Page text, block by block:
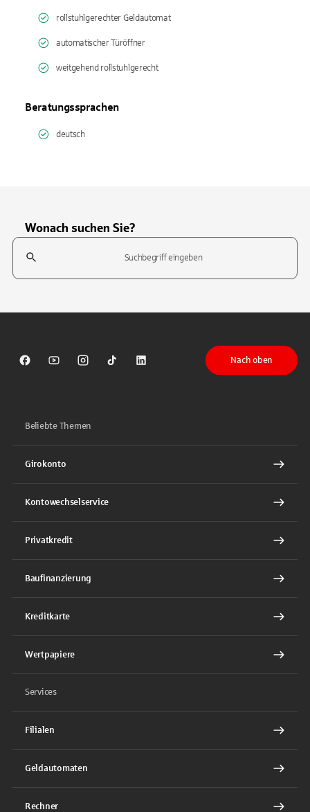
rollstuhlgerechter Geldautomat
automatischer Türöffner
weitgehend rollstuhlgerecht
Beratungssprachen
deutsch
Wonach suchen Sie?
Suchfeld
Sparkasse auf Facebook
Sparkasse auf Youtube
Sparkasse auf Instagram
Sparkasse auf TikTok
Sparkasse auf LinkedIn
Nach oben
Beliebte Themen
Girokonto
Kontowechselservice
Privatkredit
Baufinanzierung
Kreditkarte
Wertpapiere
Services
Filialen
Geldautomaten
Rechner